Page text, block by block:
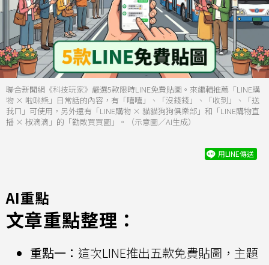
聯合新聞網《科技玩家》嚴選5款限時LINE免費貼圖。來編輯推薦「LINE購
物 × 啦咪熊」日常話的內容，有「嘻嘻」、「沒錢錢」、「收到」、「送
我ㄇ」可使用，另外還有「LINE購物 × 貓貓狗狗俱樂部」和「LINE購物直
播 × 椒滴滴」的「勸敗買買圖」。（示意圖／AI生成）
用LINE傳送
AI重點
文章重點整理：
重點一： 這次LINE推出五款免費貼圖，主題